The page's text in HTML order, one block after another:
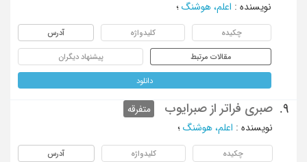
نویسنده : اعلم، هوشنگ ؛
چکیده کلیدواژه آدرس
مقالات مرتبط پیشنهاد دیگران
دانلود
9. صبری فراتر از صبرایوب
متفرقه
نویسنده : اعلم، هوشنگ ؛
چکیده کلیدواژه آدرس